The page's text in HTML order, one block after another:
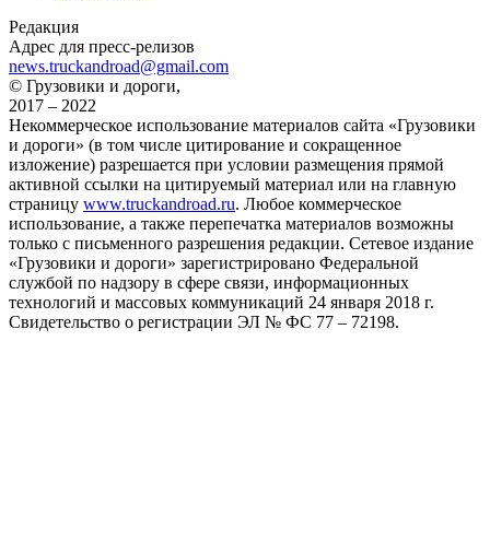
Редакция
Адрес для пресс-релизов
news.truckandroad@gmail.com
© Грузовики и дороги,
2017 – 2022
Некоммерческое использование материалов сайта «Грузовики
и дороги» (в том числе цитирование и сокращенное
изложение) разрешается при условии размещения прямой
активной ссылки на цитируемый материал или на главную
страницу www.truckandroad.ru. Любое коммерческое
использование, а также перепечатка материалов возможны
только с письменного разрешения редакции. Сетевое издание
«Грузовики и дороги» зарегистрировано Федеральной
службой по надзору в сфере связи, информационных
технологий и массовых коммуникаций 24 января 2018 г.
Свидетельство о регистрации ЭЛ № ФС 77 – 72198.